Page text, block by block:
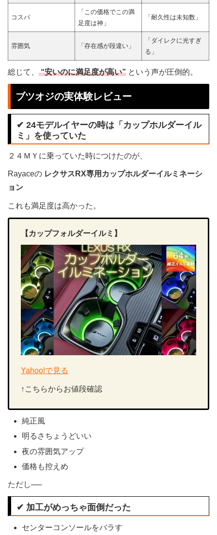
コスパ
「この価格でこの満
足度は神」
「耐久性は未知数」
雰囲気 「存在感が段違い」
「ダイレクに光すぎ
る」
総じて、 “安いのに満足度が高い” という声が圧倒的。
ブツオジの実体験レビュー
✔ 24モデルイヤーの時は「カップホルダーイル
ミ」を使っていた
２４ＭＹに乗っていた時につけたのが、
Rayaceの レクサスRX専用カップホルダーイルミネーシ
ョン
これも満足度は高かった。
【カップフォルダーイルミ】
Yahoo!で見る
↑こちらからお値段確認
純正風
明るさちょうどいい
夜の雰囲気アップ
価格も控えめ
ただし──
✔ 加工がめっちゃ面倒だった
センターコンソールをバラす